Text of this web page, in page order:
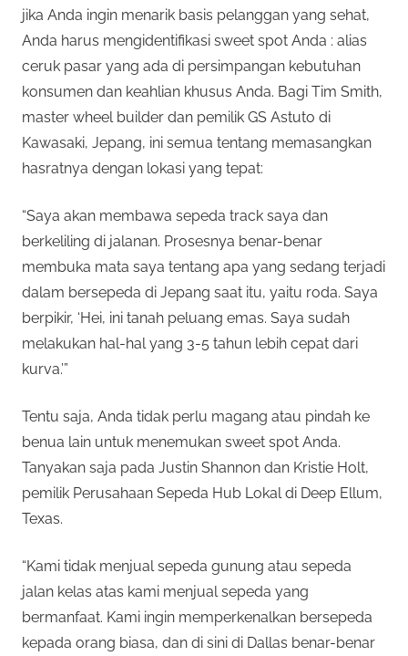
jika Anda ingin menarik basis pelanggan yang sehat,
Anda harus mengidentifikasi sweet spot Anda : alias
ceruk pasar yang ada di persimpangan kebutuhan
konsumen dan keahlian khusus Anda. Bagi Tim Smith,
master wheel builder dan pemilik GS Astuto di
Kawasaki, Jepang, ini semua tentang memasangkan
hasratnya dengan lokasi yang tepat:
“Saya akan membawa sepeda track saya dan
berkeliling di jalanan. Prosesnya benar-benar
membuka mata saya tentang apa yang sedang terjadi
dalam bersepeda di Jepang saat itu, yaitu roda. Saya
berpikir, ‘Hei, ini tanah peluang emas. Saya sudah
melakukan hal-hal yang 3-5 tahun lebih cepat dari
kurva.’”
Tentu saja, Anda tidak perlu magang atau pindah ke
benua lain untuk menemukan sweet spot Anda.
Tanyakan saja pada Justin Shannon dan Kristie Holt,
pemilik Perusahaan Sepeda Hub Lokal di Deep Ellum,
Texas.
“Kami tidak menjual sepeda gunung atau sepeda
jalan kelas atas kami menjual sepeda yang
bermanfaat. Kami ingin memperkenalkan bersepeda
kepada orang biasa, dan di sini di Dallas benar-benar